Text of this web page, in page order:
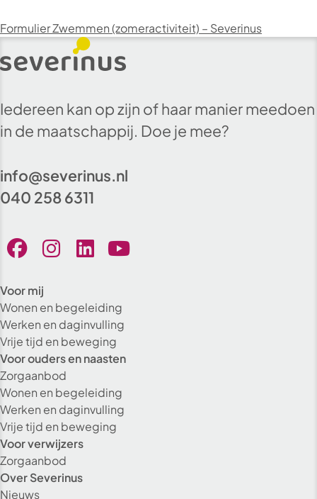
Formulier Zwemmen (zomeractiviteit) – Severinus
Iedereen kan op zijn of haar manier meedoen
in de maatschappij. Doe je mee?
info@severinus.nl
040 258 6311
Voor mij
Wonen en begeleiding
Werken en daginvulling
Vrije tijd en beweging
Voor ouders en naasten
Zorgaanbod
Wonen en begeleiding
Werken en daginvulling
Vrije tijd en beweging
Voor verwijzers
Zorgaanbod
Over Severinus
Nieuws